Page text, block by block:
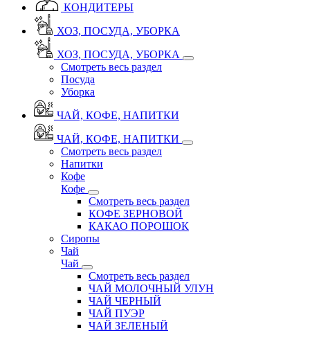
КОНДИТЕРЫ
ХОЗ, ПОСУДА, УБОРКА
ХОЗ, ПОСУДА, УБОРКА
Смотреть весь раздел
Посуда
Уборка
ЧАЙ, КОФЕ, НАПИТКИ
ЧАЙ, КОФЕ, НАПИТКИ
Смотреть весь раздел
Напитки
Кофе
Кофе
Смотреть весь раздел
КОФЕ ЗЕРНОВОЙ
КАКАО ПОРОШОК
Сиропы
Чай
Чай
Смотреть весь раздел
ЧАЙ МОЛОЧНЫЙ УЛУН
ЧАЙ ЧЕРНЫЙ
ЧАЙ ПУЭР
ЧАЙ ЗЕЛЕНЫЙ